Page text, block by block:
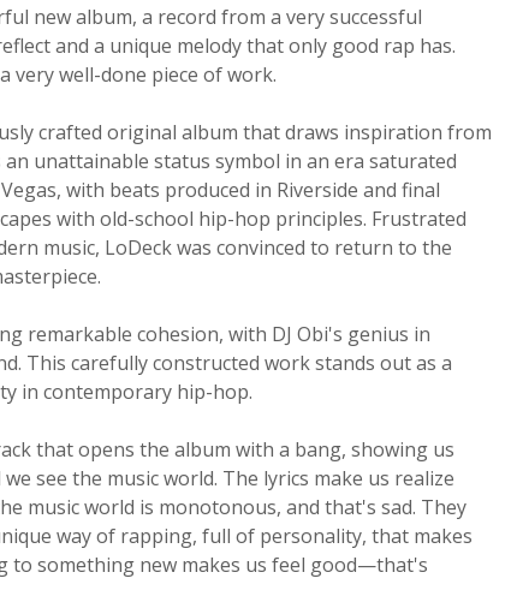
new album, a record from a very successful
and a unique melody that only good rap has.
very well-done piece of work.
crafted original album that draws inspiration from
unattainable status symbol in an era saturated
with beats produced in Riverside and final
with old-school hip-hop principles. Frustrated
music, LoDeck was convinced to return to the
remarkable cohesion, with DJ Obi's genius in
This carefully constructed work stands out as a
in contemporary hip-hop.
that opens the album with a bang, showing us
see the music world. The lyrics make us realize
music world is monotonous, and that's sad. They
way of rapping, full of personality, that makes
to something new makes us feel good—that's